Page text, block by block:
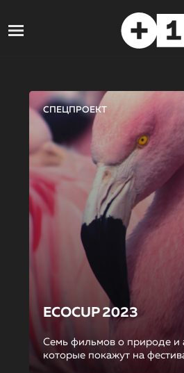
СПЕЦПРОЕКТ
ECOCUP 2023
Семь фильмов о природе и
которые покажут на